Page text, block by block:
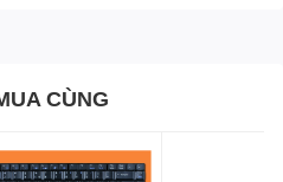
CÙNG